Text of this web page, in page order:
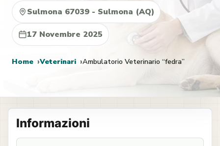
Sulmona 67039 - Sulmona (AQ)
17 Novembre 2025
Home Veterinari Ambulatorio Veterinario “fedra”
Informazioni